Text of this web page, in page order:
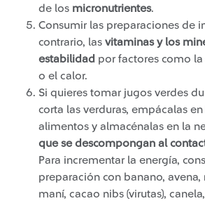
de los micronutrientes​.
Consumir las preparaciones de
contrario, las vitaminas y los
estabilidad por factores como
o el calor.
Si quieres tomar jugos verdes
corta las verduras, empácalas
alimentos y almacénalas en la
que se descompongan al
Para incrementar la energía,
preparación con banano,
maní, cacao nibs (virutas),